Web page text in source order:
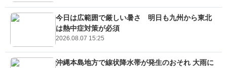
今日は広範囲で厳しい暑さ 明日も九州から東北
は熱中症対策が必須
2026.08.07 15:25
沖縄本島地方で線状降水帯が発生のおそれ 大雨に